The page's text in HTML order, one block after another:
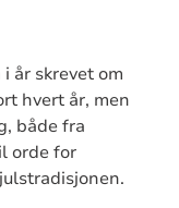
år skrevet om
hvert år, men
både fra
orde for